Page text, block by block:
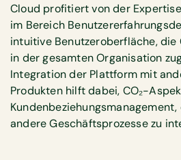
Cloud profitiert von der
im Bereich
intuitive Benutzeroberfläche, die
in der gesamten Organisation
Integration der Plattform mit
Produkten hilft dabei, CO₂-
andere Geschäftsprozesse zu